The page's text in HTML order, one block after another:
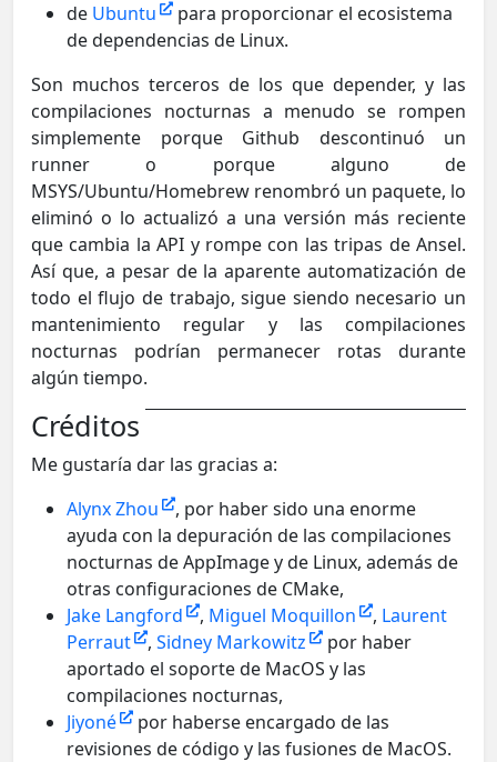
de Ubuntu
para proporcionar el ecosistema
de dependencias de Linux.
Son muchos terceros de los que depender, y las
compilaciones nocturnas a menudo se rompen
simplemente porque Github descontinuó un
runner o porque alguno de
MSYS/Ubuntu/Homebrew renombró un paquete, lo
eliminó o lo actualizó a una versión más reciente
que cambia la API y rompe con las tripas de Ansel.
Así que, a pesar de la aparente automatización de
todo el flujo de trabajo, sigue siendo necesario un
mantenimiento regular y las compilaciones
nocturnas podrían permanecer rotas durante
algún tiempo.
Créditos
Me gustaría dar las gracias a:
Alynx Zhou
, por haber sido una enorme
ayuda con la depuración de las compilaciones
nocturnas de AppImage y de Linux, además de
otras configuraciones de CMake,
Jake Langford
, Miguel Moquillon , Laurent
Perraut
, Sidney Markowitz
por haber
aportado el soporte de MacOS y las
compilaciones nocturnas,
Jiyoné
por haberse encargado de las
revisiones de código y las fusiones de MacOS.